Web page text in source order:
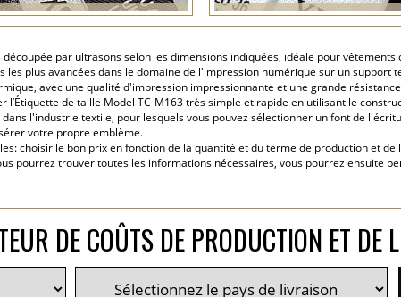
par ultrasons selon les dimensions indiquées, idéale pour
plus avancées dans le domaine de l'impression numérique sur un support
avec une qualité d'impression impressionnante et une grande
l’Étiquette de taille Model TC-M163 très simple et rapide en utilisant le
l'industrie textile, pour lesquels vous pouvez sélectionner un font de
votre propre emblème.
choisir le bon prix en fonction de la quantité et du terme de production et
pourrez trouver toutes les informations nécessaires, vous pourrez ensuite
DE COÛTS DE PRODUCTION ET DE